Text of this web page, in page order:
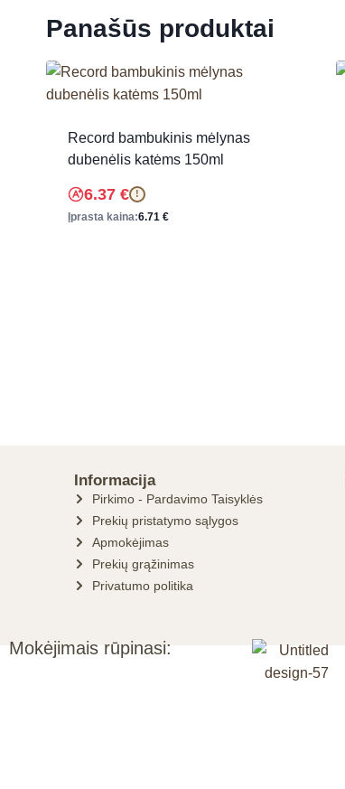
Panašūs produktai
Record bambukinis mėlynas
dubenėlis katėms 150ml
6.37 € !
Įprasta kaina:6.71 €
Informacija
Pirkimo - Pardavimo Taisyklės
Prekių pristatymo sąlygos
Apmokėjimas
Prekių grąžinimas
Privatumo politika
Mokėjimais rūpinasi: